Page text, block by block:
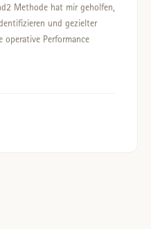
Methode hat mir geholfen,
und gezielter
operative Performance